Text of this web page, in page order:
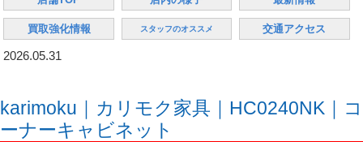
買取強化情報 スタッフのオススメ 交通アクセス
2026.05.31
karimoku｜カリモク家具｜HC0240NK｜コ
ーナーキャビネット